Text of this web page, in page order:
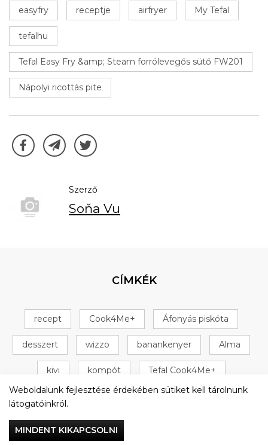
easyfry receptje airfryer My Tefal
tefalhu
Tefal Easy Fry &amp; Steam forrólevegős sütő FW201
Nápolyi ricottás pite
Szerző
Soňa Vu
CÍMKÉK
recept Cook4Me+ Áfonyás piskóta
desszert wizzo banankenyer Alma
kivi kompót Tefal Cook4Me+
+ 16 következő
Weboldalunk fejlesztése érdekében sütiket kell tárolnunk
látogatóinkról.
MINDENT KIKAPCSOLNI